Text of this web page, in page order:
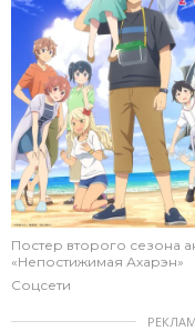
Постер второго сезона
«Непостижимая Ахарэн»
Соцсети